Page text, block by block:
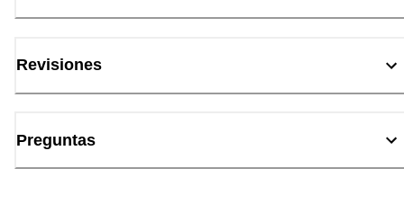
Revisiones
Preguntas